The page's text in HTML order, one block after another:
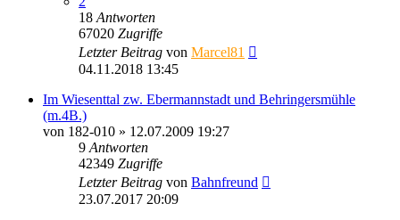
18 Antworten
67020 Zugriffe
Letzter Beitrag von Marcel81
04.11.2018 13:45
Im Wiesenttal zw. Ebermannstadt und Behringersmühle
(m.4B.)
von 182-010 » 12.07.2009 19:27
9 Antworten
42349 Zugriffe
Letzter Beitrag von Bahnfreund
23.07.2017 20:09